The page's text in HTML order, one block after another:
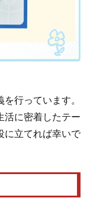
行っています。
活に密着したテー
に立てれば幸いで